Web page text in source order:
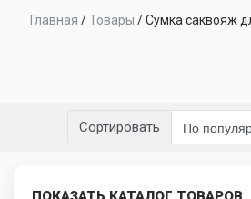
Главная /Товары /Сумка саквояж
Сортировать